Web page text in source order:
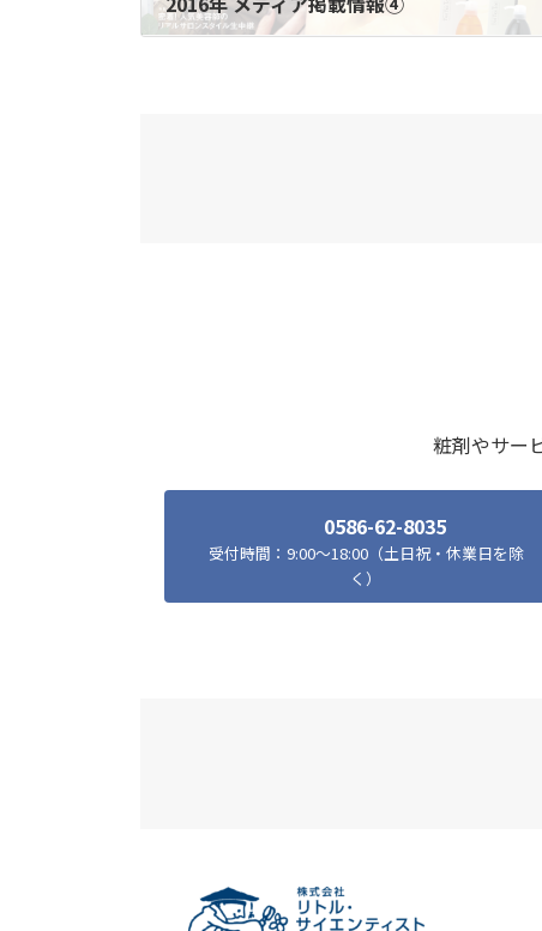
粧剤やサー
0586-62-8035
受付時間：9:00～18:00（土日祝・休業日を除
く）